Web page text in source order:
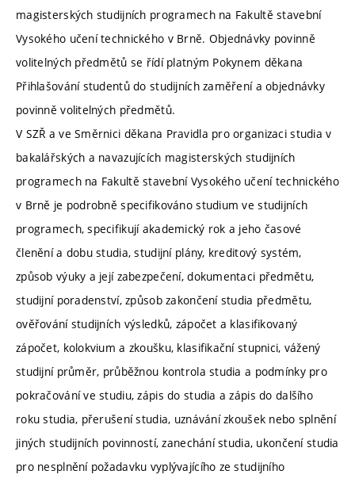
magisterských studijních programech na Fakultě stavební
Vysokého učení technického v Brně. Objednávky povinně
volitelných předmětů se řídí platným Pokynem děkana
Přihlašování studentů do studijních zaměření a objednávky
povinně volitelných předmětů.
V SZŘ a ve Směrnici děkana Pravidla pro organizaci studia v
bakalářských a navazujících magisterských studijních
programech na Fakultě stavební Vysokého učení technického
v Brně je podrobně specifikováno studium ve studijních
programech, specifikují akademický rok a jeho časové
členění a dobu studia, studijní plány, kreditový systém,
způsob výuky a její zabezpečení, dokumentaci předmětu,
studijní poradenství, způsob zakončení studia předmětu,
ověřování studijních výsledků, zápočet a klasifikovaný
zápočet, kolokvium a zkoušku, klasifikační stupnici, vážený
studijní průměr, průběžnou kontrola studia a podmínky pro
pokračování ve studiu, zápis do studia a zápis do dalšího
roku studia, přerušení studia, uznávání zkoušek nebo splnění
jiných studijních povinností, zanechání studia, ukončení studia
pro nesplnění požadavku vyplývajícího ze studijního